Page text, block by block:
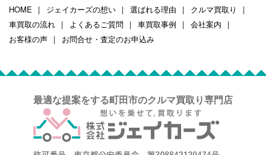
HOME ジェイカーズの想い 選ばれる理由
クルマ買取り
車買取の流れ
よくあるご質問 車買取事例
会社案内
お客様の声
お問合せ・査定のお申込み
最適な提案をする町田市のクルマ買取り専門店